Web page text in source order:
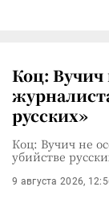
Коц: Вучич
русских»
Коц: Вучич не
убийстве
9 августа 2026,